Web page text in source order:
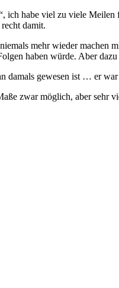
ich habe viel zu viele
damit.
mehr wieder
haben würde. Aber
damals gewesen ist … er
zwar möglich, aber sehr